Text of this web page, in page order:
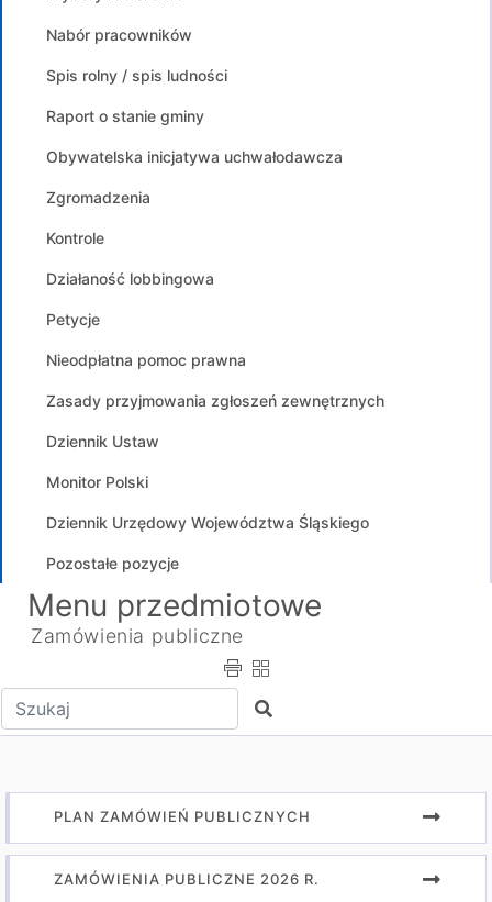
Nabór pracowników
Spis rolny / spis ludności
Raport o stanie gminy
Obywatelska inicjatywa uchwałodawcza
Zgromadzenia
Kontrole
Działaność lobbingowa
Petycje
Nieodpłatna pomoc prawna
Zasady przyjmowania zgłoszeń zewnętrznych
Dziennik Ustaw
Monitor Polski
Dziennik Urzędowy Województwa Śląskiego
Pozostałe pozycje
Menu przedmiotowe
Zamówienia publiczne
Wpisz tekst do wyszukania Szukaj
PLAN ZAMÓWIEŃ PUBLICZNYCH
ZAMÓWIENIA PUBLICZNE 2026 R.